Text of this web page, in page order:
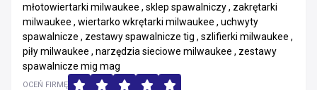
młotowiertarki milwaukee , sklep spawalniczy , zakrętarki
milwaukee , wiertarko wkrętarki milwaukee , uchwyty
spawalnicze , zestawy spawalnicze tig , szlifierki milwaukee ,
piły milwaukee , narzędzia sieciowe milwaukee , zestawy
spawalnicze mig mag
OCEŃ FIRMĘ